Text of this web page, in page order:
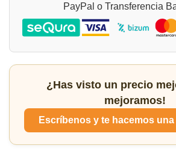
PayPal o Transferencia
¿Has visto un precio
mejoramos!
Escríbenos y te hacemos